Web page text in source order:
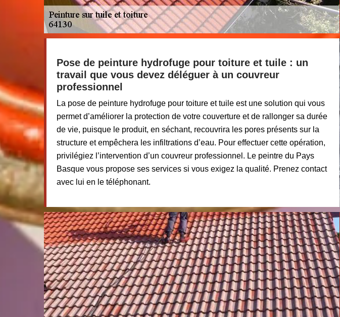
Pose de peinture hydrofuge pour toiture et tuile : un
travail que vous devez déléguer à un couvreur
professionnel
La pose de peinture hydrofuge pour toiture et tuile est une solution qui vous
permet d’améliorer la protection de votre couverture et de rallonger sa durée
de vie, puisque le produit, en séchant, recouvrira les pores présents sur la
structure et empêchera les infiltrations d’eau. Pour effectuer cette opération,
privilégiez l’intervention d’un couvreur professionnel. Le peintre du Pays
Basque vous propose ses services si vous exigez la qualité. Prenez contact
avec lui en le téléphonant.